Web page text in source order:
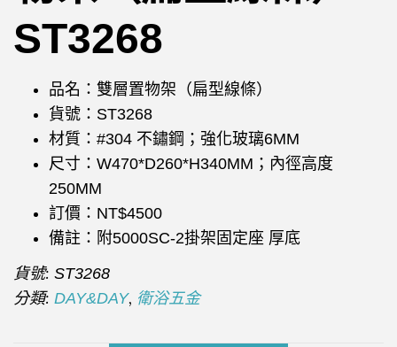
ST3268
品名：雙層置物架（扁型線條）
貨號：ST3268
材質：#304 不鏽鋼；強化玻璃6MM
尺寸：W470*D260*H340MM；內徑高度
250MM
訂價：NT$4500
備註：附5000SC-2掛架固定座 厚底
貨號: ST3268
分類: DAY&DAY, 衛浴五金